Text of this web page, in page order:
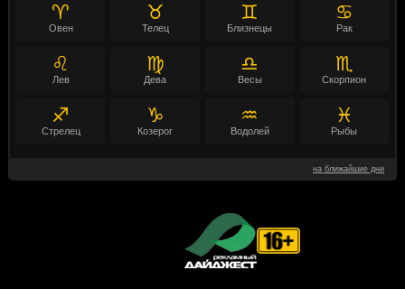
♈
Овен
♉
Телец
♊
Близнецы
♋
Рак
♌
Лев
♍
Дева
♎
Весы
♏
Скорпион
♐
Стрелец
♑
Козерог
♒
Водолей
♓
Рыбы
на ближайшие дни